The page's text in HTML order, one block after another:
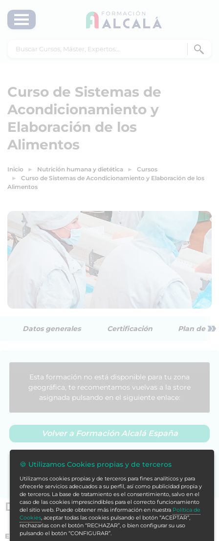
Curso de Sistemas de
Acondicionamiento y
Elaboración de los
Alimentos
Inicio Nutrición humana y dietética
Cursos
Curso de Sistemas de Acondicionamiento y Elaboración de los
Alimentos
Datos generales Certificación Plan de »
Datos generales
El Curso en Sistemas de Acondicionamiento y Elaboración
Esta formación no está disponible para tu zona
geográfica, te recomentamos vuelvas a la store
asignada pulsando en el siguiente enlace:
Volver a Formación Alcalá España
Si no encuentras la formación en tu store,
para asesorarte.
🍪 Utilizamos Cookies propias y de terceros
Utilizamos cookies propias y de terceros para fines analíticos y para
ofrecerle servicios adecuados a su perfil, así como publicidad propia y
de terceros. La base de tratamiento es el consentimiento, salvo en el
caso de las cookies imprescindibles para el correcto funcionamiento
del sitio web. Puede obtener más información en nuestra Política de
Cookies , aceptar todas las cookies pulsando el botón “ACEPTAR”,
rechazarlas con el botón “RECHAZAR”, o bien configurar su uso
pulsando el botón “CONFIGURAR”.